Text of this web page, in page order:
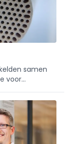
samen
voor
FunMem®-
Het